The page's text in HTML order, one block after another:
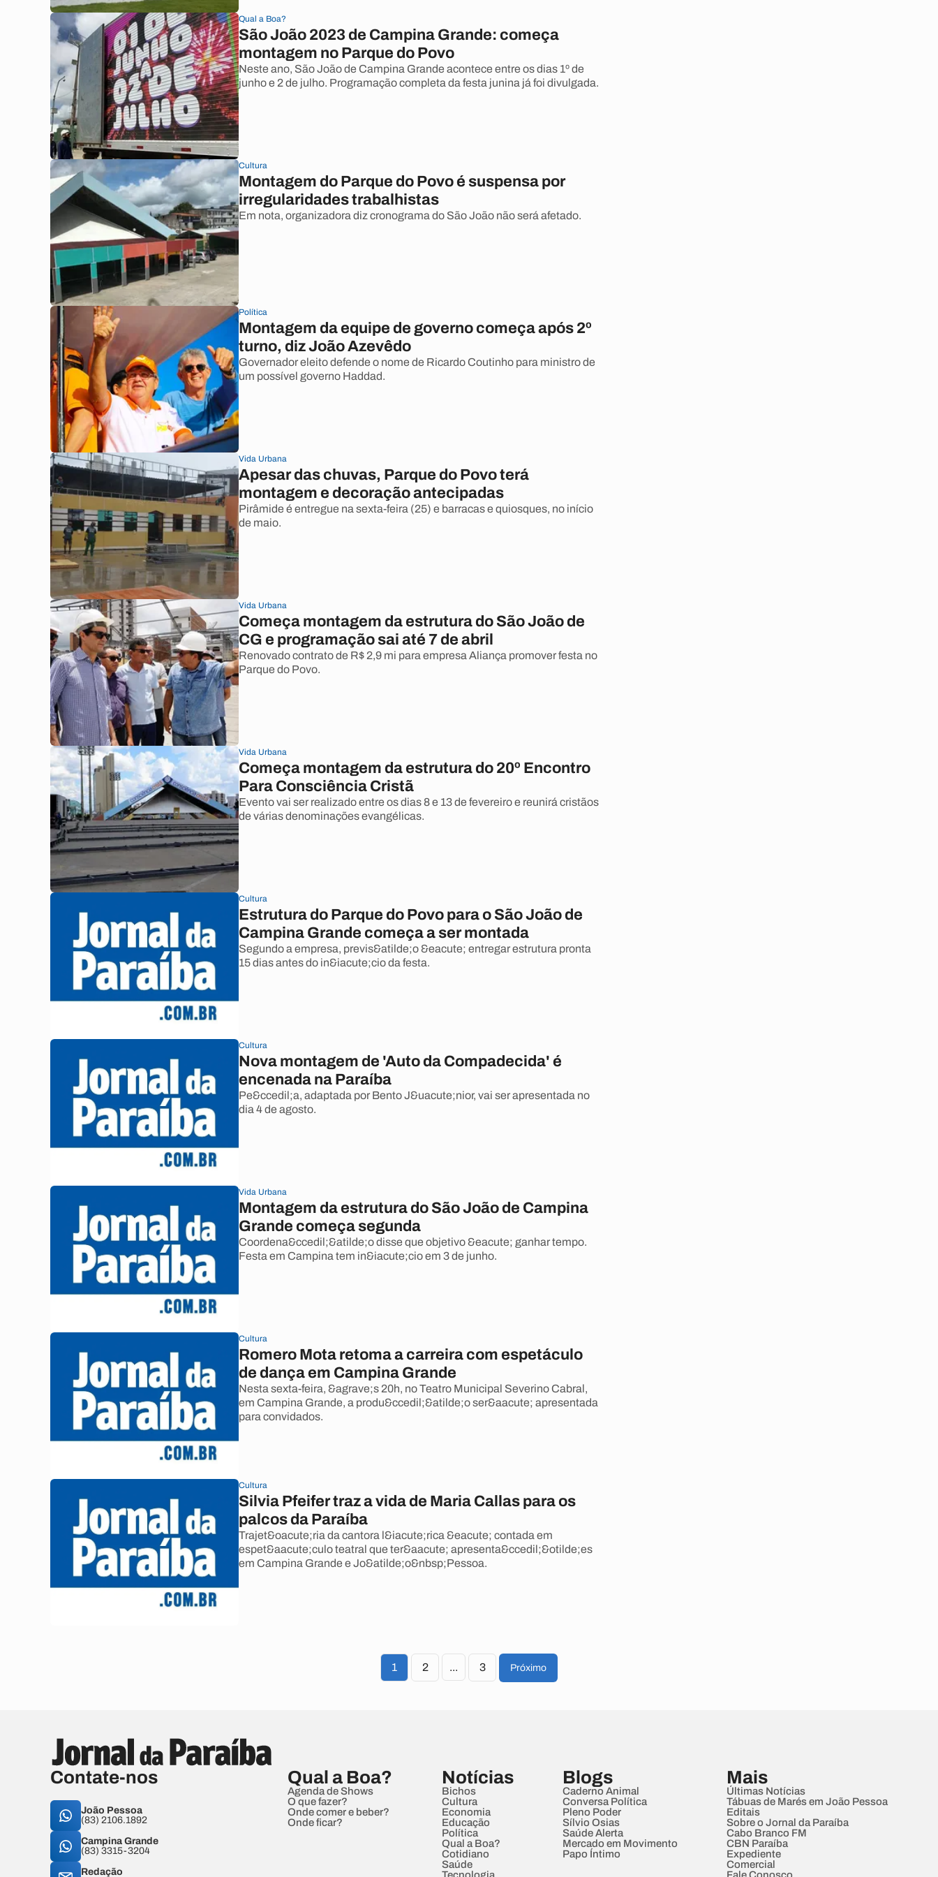
Qual a Boa?
São João 2023 de Campina Grande: começa
montagem no Parque do Povo
Neste ano, São João de Campina Grande acontece entre os dias 1º de
junho e 2 de julho. Programação completa da festa junina já foi divulgada.
Cultura
Montagem do Parque do Povo é suspensa por
irregularidades trabalhistas
Em nota, organizadora diz cronograma do São João não será afetado.
Política
Montagem da equipe de governo começa após 2º
turno, diz João Azevêdo
Governador eleito defende o nome de Ricardo Coutinho para ministro de
um possível governo Haddad.
Vida Urbana
Apesar das chuvas, Parque do Povo terá
montagem e decoração antecipadas
Pirâmide é entregue na sexta-feira (25) e barracas e quiosques, no início
de maio.
Vida Urbana
Começa montagem da estrutura do São João de
CG e programação sai até 7 de abril
Renovado contrato de R$ 2,9 mi para empresa Aliança promover festa no
Parque do Povo.
Vida Urbana
Começa montagem da estrutura do 20º Encontro
Para Consciência Cristã
Evento vai ser realizado entre os dias 8 e 13 de fevereiro e reunirá cristãos
de várias denominações evangélicas.
Cultura
Estrutura do Parque do Povo para o São João de
Campina Grande começa a ser montada
Segundo a empresa, previs&atilde;o &eacute; entregar estrutura pronta
15 dias antes do in&iacute;cio da festa.
Cultura
Nova montagem de 'Auto da Compadecida' é
encenada na Paraíba
Pe&ccedil;a, adaptada por Bento J&uacute;nior, vai ser apresentada no
dia 4 de agosto.
Vida Urbana
Montagem da estrutura do São João de Campina
Grande começa segunda
Coordena&ccedil;&atilde;o disse que objetivo &eacute; ganhar tempo.
Festa em Campina tem in&iacute;cio em 3 de junho.
Cultura
Romero Mota retoma a carreira com espetáculo
de dança em Campina Grande
Nesta sexta-feira, &agrave;s 20h, no Teatro Municipal Severino Cabral,
em Campina Grande, a produ&ccedil;&atilde;o ser&aacute; apresentada
para convidados.
Cultura
Silvia Pfeifer traz a vida de Maria Callas para os
palcos da Paraíba
Trajet&oacute;ria da cantora l&iacute;rica &eacute; contada em
espet&aacute;culo teatral que ter&aacute; apresenta&ccedil;&otilde;es
em Campina Grande e Jo&atilde;o&nbsp;Pessoa.
1 2 ... 3 Próximo
Contate-nos
João Pessoa
(83) 2106.1892
Campina Grande
(83) 3315-3204
Redação
Qual a Boa?
Agenda de Shows
O que fazer?
Onde comer e beber?
Onde ficar?
Notícias
Bichos
Cultura
Economia
Educação
Política
Qual a Boa?
Cotidiano
Saúde
Blogs
Caderno Animal
Conversa Política
Pleno Poder
Sílvio Osias
Saúde Alerta
Mercado em Movimento
Papo Íntimo
Mais
Últimas Notícias
Tábuas de Marés em João Pessoa
Editais
Sobre o Jornal da Paraíba
Cabo Branco FM
CBN Paraíba
Expediente
Comercial